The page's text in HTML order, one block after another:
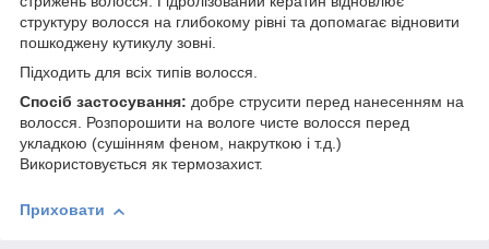
структуру волосся на глибокому рівні та допомагає відновити
пошкоджену кутикулу зовні.
Підходить для всіх типів волосся.
Спосіб застосування: добре струсити перед нанесенням на
волосся. Розпорошити на вологе чисте волосся перед
укладкою (сушінням феном, накруткою і т.д.)
Використовується як термозахист.
Приховати